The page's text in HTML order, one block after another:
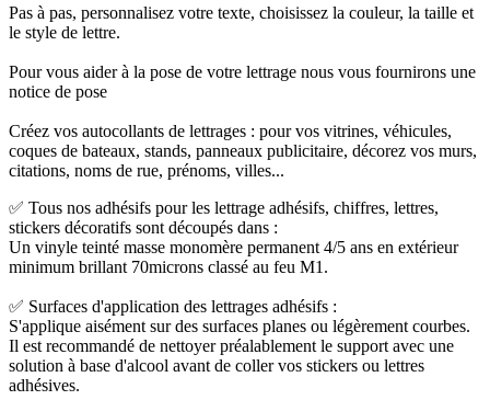
Pas à pas, personnalisez votre texte, choisissez la couleur, la taille et
le style de lettre.
Pour vous aider à la pose de votre lettrage nous vous fournirons une
notice de pose
Créez vos autocollants de lettrages : pour vos vitrines, véhicules,
coques de bateaux, stands, panneaux publicitaire, décorez vos murs,
citations, noms de rue, prénoms, villes...
✅ Tous nos adhésifs pour les lettrage adhésifs, chiffres, lettres,
stickers décoratifs sont découpés dans :
Un vinyle teinté masse monomère permanent 4/5 ans en extérieur
minimum brillant 70microns classé au feu M1.
✅ Surfaces d'application des lettrages adhésifs :
S'applique aisément sur des surfaces planes ou légèrement courbes.
Il est recommandé de nettoyer préalablement le support avec une
solution à base d'alcool avant de coller vos stickers ou lettres
adhésives.